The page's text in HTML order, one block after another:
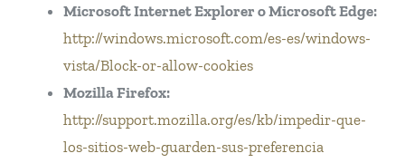
Microsoft Internet Explorer o Microsoft Edge:
http://windows.microsoft.com/es-es/windows-
vista/Block-or-allow-cookies
Mozilla Firefox:
http://support.mozilla.org/es/kb/impedir-que-
los-sitios-web-guarden-sus-preferencia